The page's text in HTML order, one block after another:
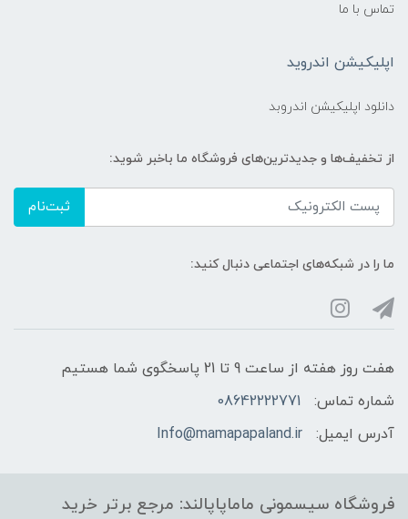
تماس با ما
اپلیکیشن اندروید
دانلود اپلیکیشن اندروبد
از تخفیف‌ها و جدیدترین‌های فروشگاه ما باخبر شوید:
ثبت‌نام
ما را در شبکه‌های اجتماعی دنبال کنید:
هفت روز هفته از ساعت 9 تا 21 پاسخگوی شما هستیم
شماره تماس:
08642222771
آدرس ایمیل:
Info@mamapapaland.ir
فروشگاه سیسمونی ماماپاپالند: مرجع برتر خرید